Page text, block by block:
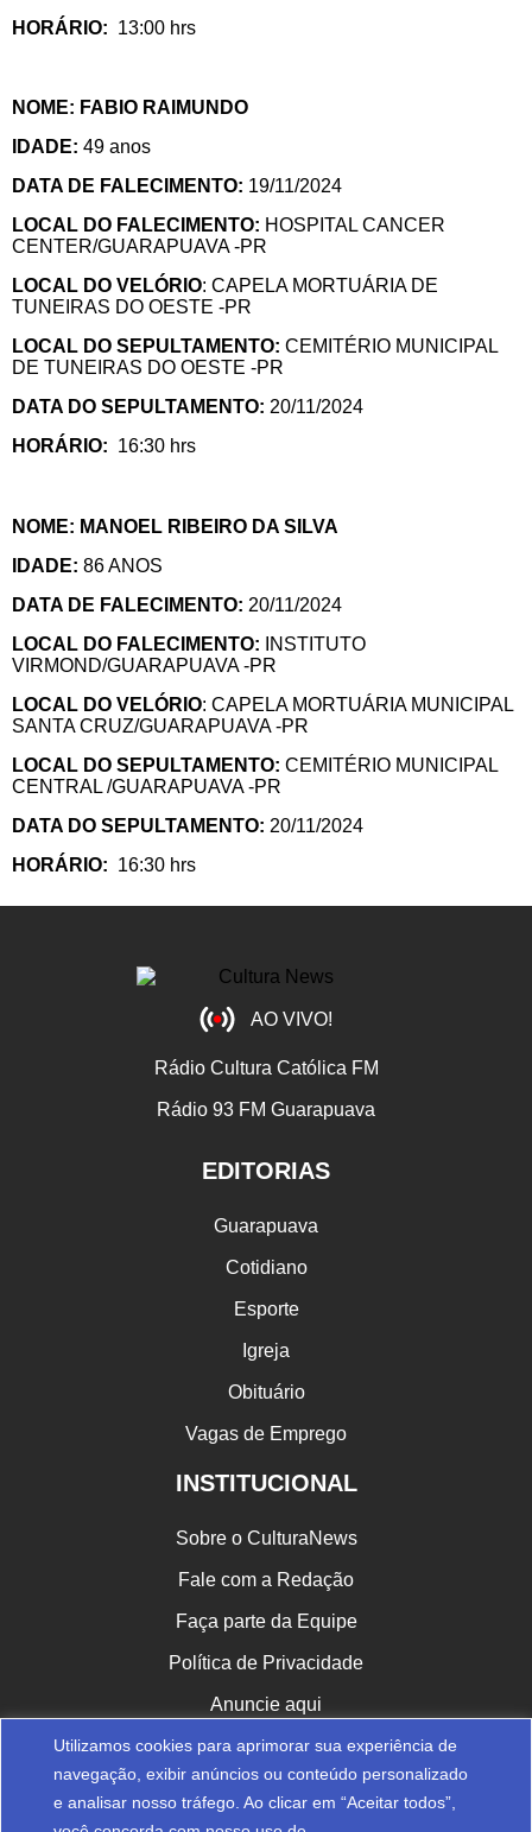
Utilizamos cookies para aprimorar sua experiência de
navegação, exibir anúncios ou conteúdo personalizado
e analisar nosso tráfego. Ao clicar em “Aceitar todos”,
HORÁRIO: 13:00 hrs
NOME: FABIO RAIMUNDO
IDADE: 49 anos
DATA DE FALECIMENTO: 19/11/2024
LOCAL DO FALECIMENTO: HOSPITAL CANCER
CENTER/GUARAPUAVA -PR
LOCAL DO VELÓRIO: CAPELA MORTUÁRIA DE
TUNEIRAS DO OESTE -PR
LOCAL DO SEPULTAMENTO: CEMITÉRIO MUNICIPAL
DE TUNEIRAS DO OESTE -PR
DATA DO SEPULTAMENTO: 20/11/2024
HORÁRIO: 16:30 hrs
NOME: MANOEL RIBEIRO DA SILVA
IDADE: 86 ANOS
DATA DE FALECIMENTO: 20/11/2024
LOCAL DO FALECIMENTO: INSTITUTO
VIRMOND/GUARAPUAVA -PR
LOCAL DO VELÓRIO: CAPELA MORTUÁRIA MUNICIPAL
SANTA CRUZ/GUARAPUAVA -PR
LOCAL DO SEPULTAMENTO: CEMITÉRIO MUNICIPAL
CENTRAL /GUARAPUAVA -PR
DATA DO SEPULTAMENTO: 20/11/2024
HORÁRIO: 16:30 hrs
AO VIVO!
Rádio Cultura Católica FM
Rádio 93 FM Guarapuava
EDITORIAS
Guarapuava
Cotidiano
Esporte
Igreja
Obituário
Vagas de Emprego
INSTITUCIONAL
Sobre o CulturaNews
Fale com a Redação
Faça parte da Equipe
Política de Privacidade
Anuncie aqui
CULTURA NAS REDES